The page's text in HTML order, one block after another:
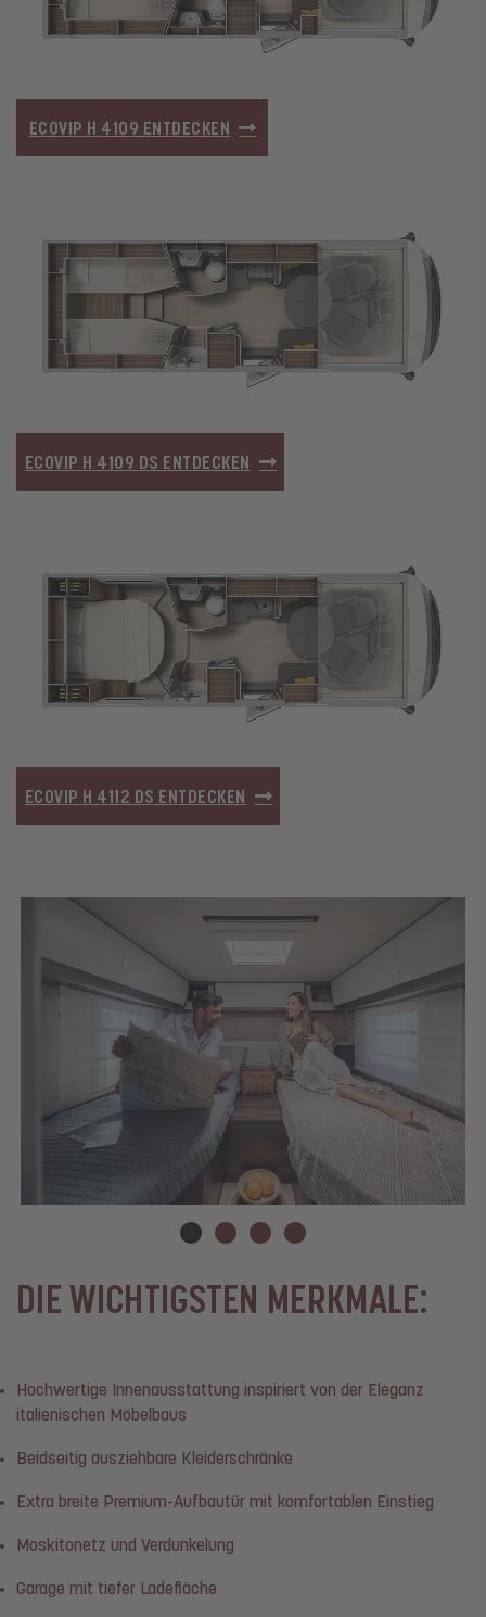
ECOVIP H 4109 ENTDECKEN
ECOVIP H 4109 DS ENTDECKEN
ECOVIP H 4112 DS ENTDECKEN
DIE WICHTIGSTEN MERKMALE:
Hochwertige Innenausstattung inspiriert von der Eleganz
italienischen Möbelbaus
Beidseitig ausziehbare Kleiderschränke
Extra breite Premium-Aufbautür mit komfortablen Einstieg
Moskitonetz und Verdunkelung
Garage mit tiefer Ladefläche